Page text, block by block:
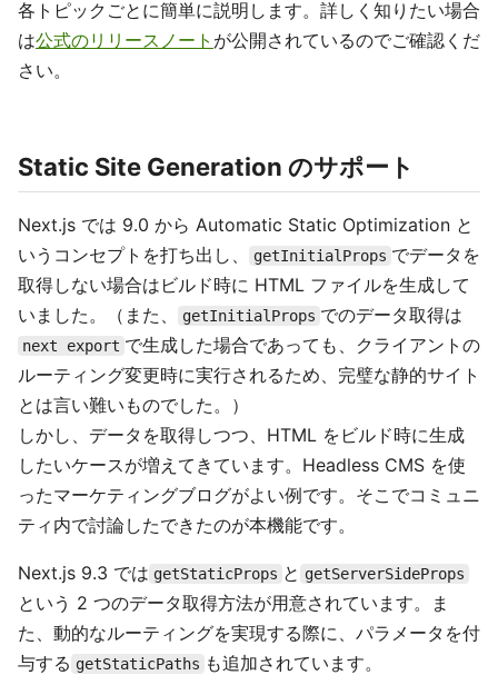
各トピックごとに簡単に説明します。詳しく知りたい場合
は公式のリリースノート が公開されているのでご確認くだ
さい。
Static Site Generation のサポート
Next.js では 9.0 から Automatic Static Optimization と
いうコンセプトを打ち出し、
getInitialProps でデータを
取得しない場合はビルド時に HTML ファイルを生成して
いました。（また、
getInitialProps でのデータ取得は
next export で生成した場合であっても、クライアントの
ルーティング変更時に実行されるため、完璧な静的サイト
とは言い難いものでした。）
しかし、データを取得しつつ、HTML をビルド時に生成
したいケースが増えてきています。Headless CMS を使
ったマーケティングブログがよい例です。そこでコミュニ
ティ内で討論したできたのが本機能です。
Next.js 9.3 では getStaticProps と getServerSideProps
という 2 つのデータ取得方法が用意されています。ま
た、動的なルーティングを実現する際に、パラメータを付
与する getStaticPaths も追加されています。